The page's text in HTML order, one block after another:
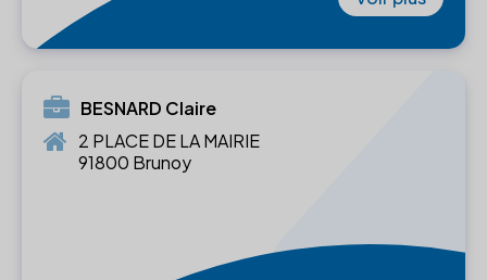
BESNARD Claire
2 PLACE DE LA MAIRIE
91800 Brunoy